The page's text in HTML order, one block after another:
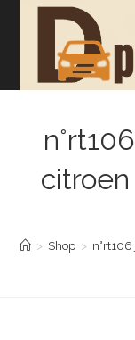
citroen
> Shop >